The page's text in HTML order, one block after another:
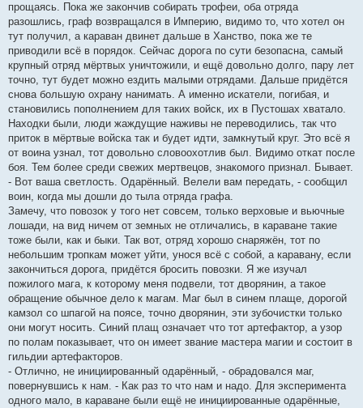
прощаясь. Пока же закончив собирать трофеи, оба отряда
разошлись, граф возвращался в Империю, видимо то, что хотел он
тут получил, а караван двинет дальше в Ханство, пока же те
приводили всё в порядок. Сейчас дорога по сути безопасна, самый
крупный отряд мёртвых уничтожили, и ещё довольно долго, пару лет
точно, тут будет можно ездить малыми отрядами. Дальше придётся
снова большую охрану нанимать. А именно искатели, погибая, и
становились пополнением для таких войск, их в Пустошах хватало.
Находки были, люди жаждущие наживы не переводились, так что
приток в мёртвые войска так и будет идти, замкнутый круг. Это всё я
от воина узнал, тот довольно словоохотлив был. Видимо откат после
боя. Тем более среди свежих мертвецов, знакомого признал. Бывает.
- Вот ваша светлость. Одарённый. Велели вам передать, - сообщил
воин, когда мы дошли до тыла отряда графа.
Замечу, что повозок у того нет совсем, только верховые и вьючные
лошади, на вид ничем от земных не отличались, в караване такие
тоже были, как и быки. Так вот, отряд хорошо снаряжён, тот по
небольшим тропкам может уйти, унося всё с собой, а каравану, если
закончиться дорога, придётся бросить повозки. Я же изучал
пожилого мага, к которому меня подвели, тот дворянин, а такое
обращение обычное дело к магам. Маг был в синем плаще, дорогой
камзол со шпагой на поясе, точно дворянин, эти зубочистки только
они могут носить. Синий плащ означает что тот артефактор, а узор
по полам показывает, что он имеет звание мастера магии и состоит в
гильдии артефакторов.
- Отлично, не инициированный одарённый, - обрадовался маг,
повернувшись к нам. - Как раз то что нам и надо. Для эксперимента
одного мало, в караване были ещё не инициированные одарённые,